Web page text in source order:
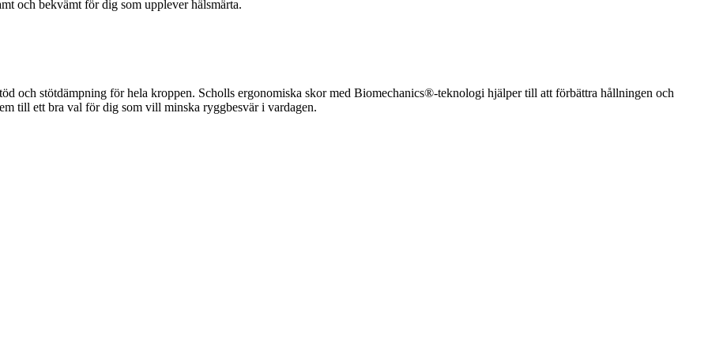
och bekvämt för dig som upplever hälsmärta.
och stötdämpning för hela kroppen. Scholls ergonomiska skor med Biomechanics®-teknologi hjälper till att förbättra hållningen och
till ett bra val för dig som vill minska ryggbesvär i vardagen.